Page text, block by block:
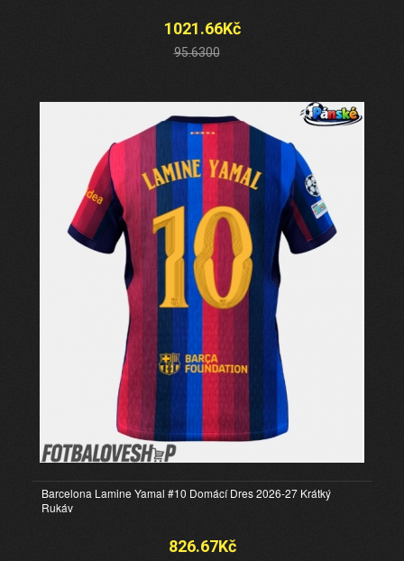
1021.66Kč
95.6300
Barcelona Lamine Yamal #10 Domácí Dres 2026-27 Krátký
Rukáv
826.67Kč